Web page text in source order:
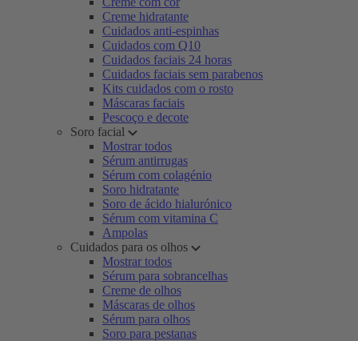
Creme hidratante
Cuidados anti-espinhas
Cuidados com Q10
Cuidados faciais 24 horas
Cuidados faciais sem parabenos
Kits cuidados com o rosto
Máscaras faciais
Pescoço e decote
Soro facial
Mostrar todos
Sérum antirrugas
Sérum com colagénio
Soro hidratante
Soro de ácido hialurónico
Sérum com vitamina C
Ampolas
Cuidados para os olhos
Mostrar todos
Sérum para sobrancelhas
Creme de olhos
Máscaras de olhos
Sérum para olhos
Soro para pestanas